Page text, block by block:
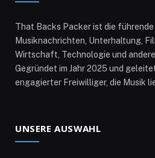
That Backs Packer ist die
Musiknachrichten, Unterhaltung,
Wirtschaft, Technologie und
Gegründet im Jahr 2025 und
engagierter Freiwilliger, die Musik
UNSERE AUSWAHL